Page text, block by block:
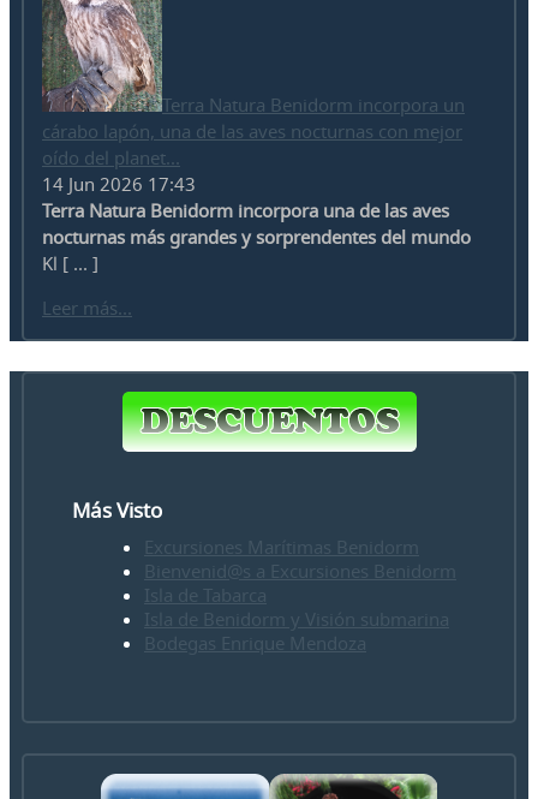
Terra Natura Benidorm incorpora un
cárabo lapón, una de las aves nocturnas con mejor
oído del planet...
14 Jun 2026 17:43
Terra Natura Benidorm incorpora una de las aves
nocturnas más grandes y sorprendentes del mundo
Kl [ ... ]
Leer más...
Más Visto
Excursiones Marítimas Benidorm
Bienvenid@s a Excursiones Benidorm
Isla de Tabarca
Isla de Benidorm y Visión submarina
Bodegas Enrique Mendoza